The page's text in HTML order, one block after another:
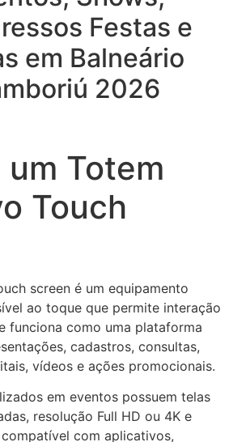
Festas e
em Balneário
2026
um Totem
Touch
screen é um equipamento
ao toque que permite interação
funciona como uma plataforma
cadastros, consultas,
vídeos e ações promocionais.
em eventos possuem telas
resolução Full HD ou 4K e
com aplicativos,